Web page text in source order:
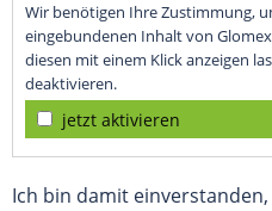
Wir benötigen Ihre Zustimmung,
eingebundenen Inhalt von
diesen mit einem Klick anzeigen
deaktivieren.
jetzt aktivieren
Ich bin damit